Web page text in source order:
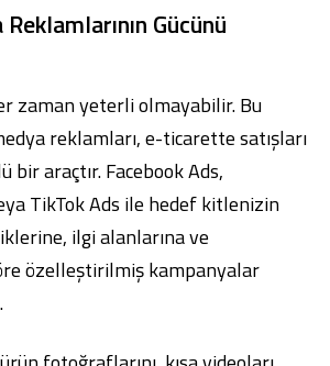
Gücünü
zaman yeterli olmayabilir. Bu
reklamları, e-ticarette satışları
bir araçtır. Facebook Ads,
TikTok Ads ile hedef kitlenizin
ilgi alanlarına ve
özelleştirilmiş kampanyalar